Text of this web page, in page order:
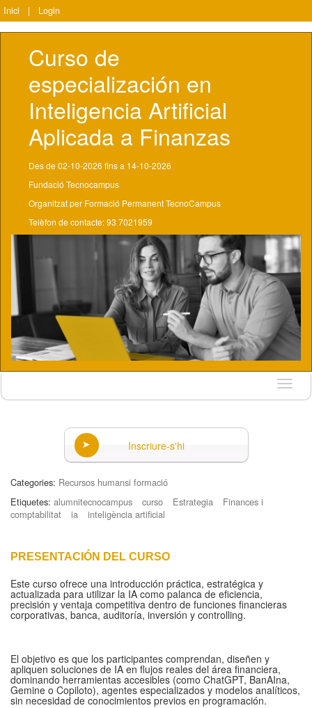
Inici | Login
Curso de
especialización en
Inteligencia Artificial
Aplicada a Finanzas
Des de 02-10-2026 fins a 14-10-2026
Fundació Tecnocampus
Organitzat per Formació Permanent TecnoCampus
Telèfon de contacte: 93 7021959
Idioma
Inscriure-s'hi
Categories: Recursos humansi formació
Etiquetes: alumnitecnocampus curso Estrategia
Finances i
comptabilitat
ia inteligència artificial
PRESENTACIÓN DEL CURSO
Este curso ofrece una introducción práctica, estratégica y
actualizada para utilizar la IA como palanca de eficiencia,
precisión y ventaja competitiva dentro de funciones financieras
corporativas, banca, auditoría, inversión y controlling.
El objetivo es que los participantes comprendan, diseñen y
apliquen soluciones de IA en flujos reales del área financiera,
dominando herramientas accesibles (como ChatGPT, BanAIna,
Gemine o Copiloto), agentes especializados y modelos analíticos,
sin necesidad de conocimientos previos en programación.